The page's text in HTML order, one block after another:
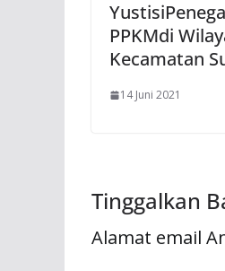
PPKMdi
Kecamatan
14 Juni 2021
Tinggalkan
Alamat email